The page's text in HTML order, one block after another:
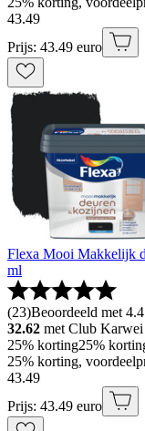
43.49
Prijs: 43.49 euro
Flexa Mooi Makkelijk
ml
(23)Beoordeeld met
32.62 met Club Karwei
25% korting25%
25% korting,
43.49
Prijs: 43.49 euro